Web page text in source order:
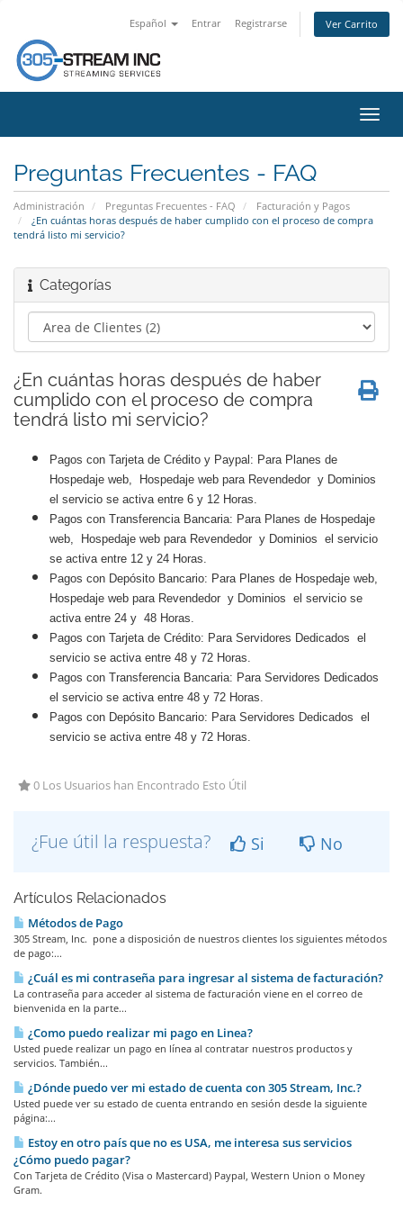
Español Entrar Registrarse Ver Carrito
Preguntas Frecuentes - FAQ
Administración Preguntas Frecuentes - FAQ
Facturación y Pagos
¿En cuántas horas después de haber cumplido con el proceso de compra
tendrá listo mi servicio?
Categorías
¿En cuántas horas después de haber
cumplido con el proceso de compra
tendrá listo mi servicio?
Pagos con Tarjeta de Crédito y Paypal: Para Planes de
Hospedaje web, Hospedaje web para Revendedor y Dominios
el servicio se activa entre 6 y 12 Horas.
Pagos con Transferencia Bancaria: Para Planes de Hospedaje
web, Hospedaje web para Revendedor y Dominios el servicio
se activa entre 12 y 24 Horas.
Pagos con Depósito Bancario: Para Planes de Hospedaje web,
Hospedaje web para Revendedor y Dominios el servicio se
activa entre 24 y 48 Horas.
Pagos con Tarjeta de Crédito: Para Servidores Dedicados el
servicio se activa entre 48 y 72 Horas.
Pagos con Transferencia Bancaria: Para Servidores Dedicados
el servicio se activa entre 48 y 72 Horas.
Pagos con Depósito Bancario: Para Servidores Dedicados el
servicio se activa entre 48 y 72 Horas.
0 Los Usuarios han Encontrado Esto Útil
¿Fue útil la respuesta? Si No
Artículos Relacionados
Métodos de Pago
305 Stream, Inc. pone a disposición de nuestros clientes los siguientes métodos
de pago:...
¿Cuál es mi contraseña para ingresar al sistema de facturación?
La contraseña para acceder al sistema de facturación viene en el correo de
bienvenida en la parte...
¿Como puedo realizar mi pago en Li­nea?
Usted puede realizar un pago en línea al contratar nuestros productos y
servicios. También...
¿Dónde puedo ver mi estado de cuenta con 305 Stream, Inc.?
Usted puede ver su estado de cuenta entrando en sesión desde la siguiente
página:...
Estoy en otro país que no es USA, me interesa sus servicios
¿Cómo puedo pagar?
Con Tarjeta de Crédito (Visa o Mastercard) Paypal, Western Union o Money
Gram.